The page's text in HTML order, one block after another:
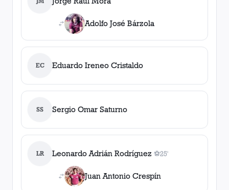
Adolfo José Bárzola
EC Eduardo Ireneo Cristaldo
SS Sergio Omar Saturno
LR Leonardo Adrián Rodríguez ⚽
1gol
25'
Juan Antonio Crespín